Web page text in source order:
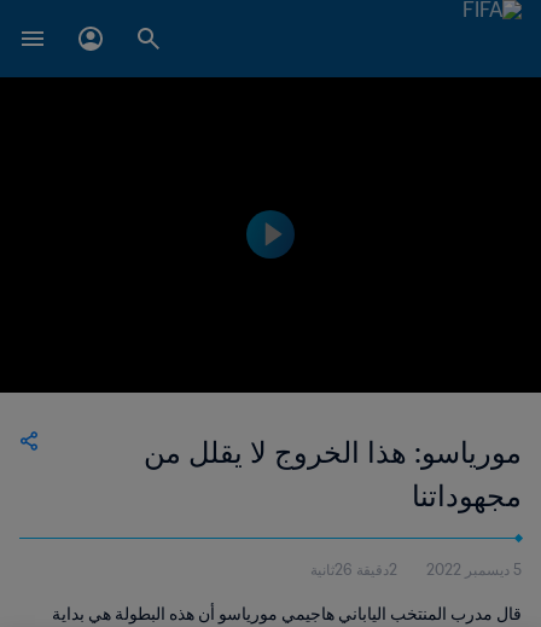
مورياسو: هذا الخروج لا يقلل من
مجهوداتنا
5 ديسمبر 2022 2دقيقة 26ثانية
قال مدرب المنتخب الياباني هاجيمي مورياسو أن هذه البطولة هي بداية